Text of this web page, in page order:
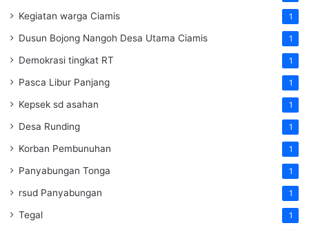
Kegiatan warga Ciamis 1
Dusun Bojong Nangoh Desa Utama Ciamis 1
Demokrasi tingkat RT 1
Pasca Libur Panjang 1
Kepsek sd asahan 1
Desa Runding 1
Korban Pembunuhan 1
Panyabungan Tonga 1
rsud Panyabungan 1
Tegal 1